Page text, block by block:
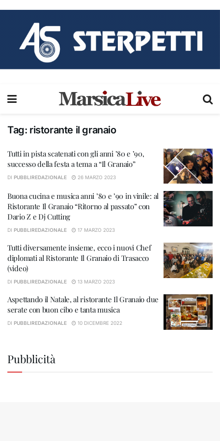
Tag: ristorante il granaio
Tutti in pista scatenati con gli anni ’80 e ’90,
successo della festa a tema a “Il Granaio”
DI PUBBLIREDAZIONALE 26 MARZO 2023
Buona cucina e musica anni ’80 e ’90 in vinile: al
Ristorante Il Granaio “Ritorno al passato” con
Dario Z e Dj Cutting
DI PUBBLIREDAZIONALE 17 MARZO 2023
Tutti diversamente insieme, ecco i nuovi Chef
diplomati al Ristorante Il Granaio di Trasacco
(video)
DI PUBBLIREDAZIONALE 13 MARZO 2023
Aspettando il Natale, al ristorante Il Granaio due
serate con buon cibo e tanta musica
DI PUBBLIREDAZIONALE 10 DICEMBRE 2022
Pubblicità